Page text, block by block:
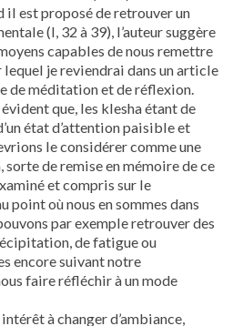
il est proposé de retrouver un
(I, 32 à 39), l’auteur suggère
capables de nous remettre
lequel je reviendrai dans un article
de méditation et de réflexion.
que, les klesha étant de
état d’attention paisible et
le considérer comme une
de remise en mémoire de ce
et compris sur le
point où nous en sommes dans
par exemple retrouver des
de fatigue ou
encore suivant notre
faire réfléchir à un mode
à changer d’ambiance,